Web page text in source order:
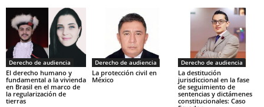
Derecho de audiencia
El derecho humano y
fundamental a la vivienda
en Brasil en el marco de
la regularización de
tierras
Derecho de audiencia
La protección civil en
México
Derecho de audiencia
La destitución
jurisdiccional en la fase
de seguimiento de
sentencias y dictámenes
constitucionales: Caso